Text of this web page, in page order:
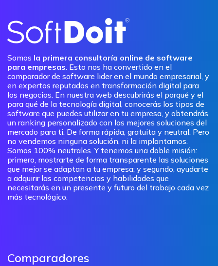
Somos la primera consultoría online de software
para empresas. Esto nos ha convertido en el
comparador de software lider en el mundo empresarial, y
en expertos reputados en transformación digital para
los negocios. En nuestra web descubrirás el porqué y el
para qué de la tecnología digital, conocerás los tipos de
software que puedes utilizar en tu empresa, y obtendrás
un ranking personalizado con las mejores soluciones del
mercado para ti. De forma rápida, gratuita y neutral. Pero
no vendemos ninguna solución, ni la implantamos.
Somos 100% neutrales. Y tenemos una doble misión:
primero, mostrarte de forma transparente las soluciones
que mejor se adaptan a tu empresa; y segundo, ayudarte
a adquirir las competencias y habilidades que
necesitarás en un presente y futuro del trabajo cada vez
más tecnológico.
Comparadores